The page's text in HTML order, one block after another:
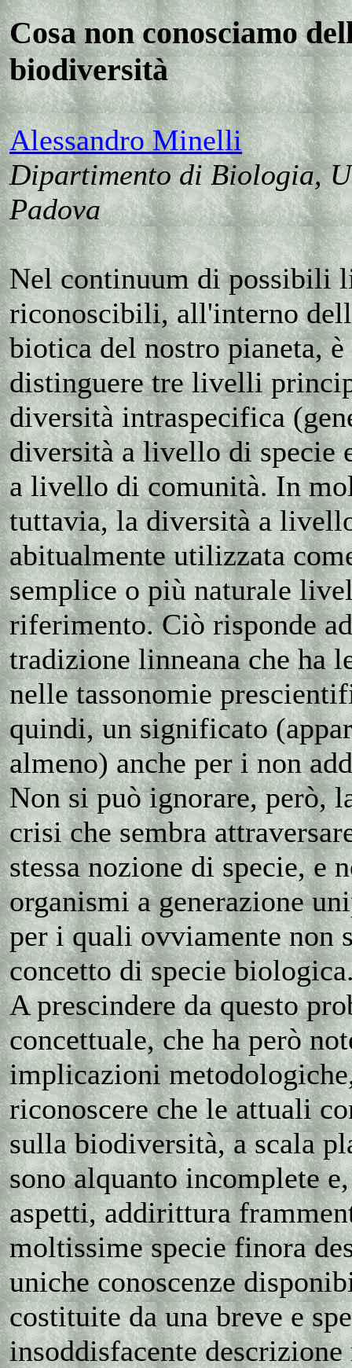
Cosa non conosciamo
biodiversità
Alessandro Minelli
Dipartimento di Biologia,
Padova
Nel continuum di possibili
riconoscibili, all'interno
biotica del nostro pianeta,
distinguere tre livelli
diversità intraspecifica
diversità a livello di specie
a livello di comunità. In
tuttavia, la diversità a
abitualmente utilizzata
semplice o più naturale
riferimento. Ciò risponde
tradizione linneana che ha
nelle tassonomie
quindi, un significato
almeno) anche per i non
Non si può ignorare, però,
crisi che sembra
stessa nozione di specie, e
organismi a generazione
per i quali ovviamente non
concetto di specie
A prescindere da questo
concettuale, che ha però
implicazioni
riconoscere che le attuali
sulla biodiversità, a scala
sono alquanto incomplete
aspetti, addirittura
moltissime specie finora
uniche conoscenze
costituite da una breve e
insoddisfacente